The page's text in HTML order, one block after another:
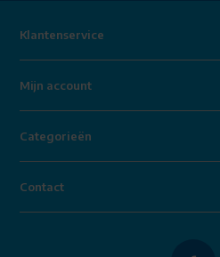
Klantenservice
Mijn account
Categorieën
Contact